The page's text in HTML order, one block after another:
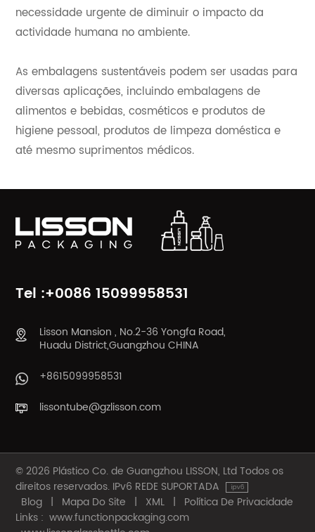
necessidade urgente de diminuir o impacto da
actividade humana no ambiente.
As embalagens sustentáveis podem ser usadas para
diversas aplicações, incluindo embalagens de
alimentos e bebidas, cosméticos e produtos de
higiene pessoal, produtos de limpeza doméstica e
até mesmo suprimentos médicos.
Tel :+0086 15099958531
Lisson Mansion , No.2-36 Yongfa Road,
Huadu District,Guangzhou CHINA
+8615099958531
lissontube@gzlisson.com
© 2026 Plástico Co. de Guangzhou LISSON, Ltd Todos os
direitos reservados. IPv6 REDE SUPORTADA
Blog | Mapa Do Site | XML |
Política De Privacidade
Links : www.functionpackaging.com